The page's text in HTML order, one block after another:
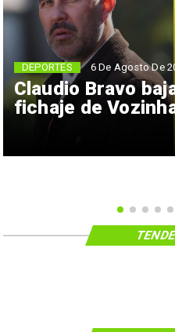
Claudio Bravo
fichaje de
DEPORTES 6 De Agosto De